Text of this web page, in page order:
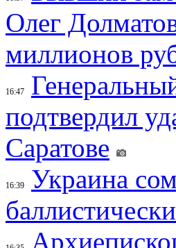
Олег
миллионов
16:47
подтвердил
Саратове
16:39
Украина